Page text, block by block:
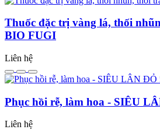
Thuốc đặc trị vàng lá, thối
BIO FUGI
Liên hệ
Phục hồi rễ, làm hoa - SIÊU
Liên hệ